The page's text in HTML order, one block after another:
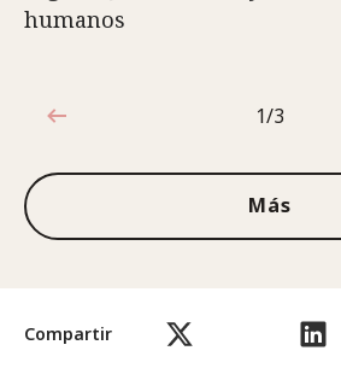
Compartir
humanos
1de3
1/3
Más